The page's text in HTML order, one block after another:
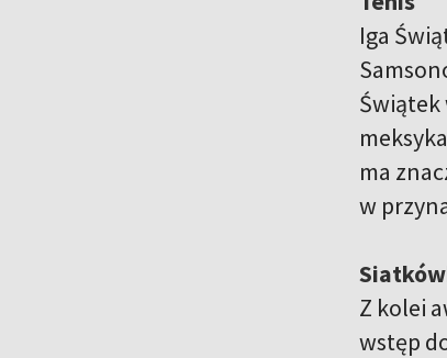
Iga
Świątek
ma
w
Z kolei
wstęp